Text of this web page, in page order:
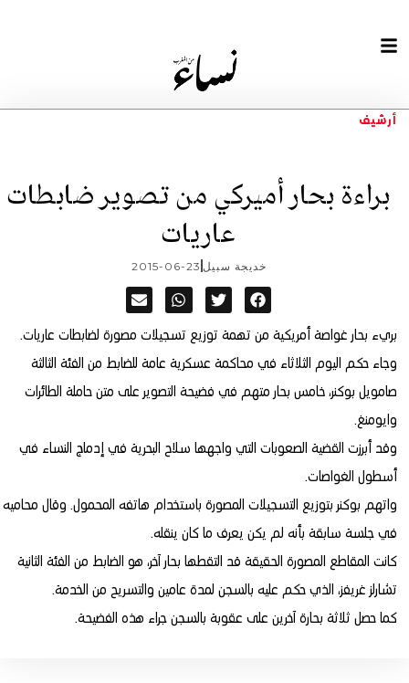
أرشيف
براءة بحار أميركي من تصوير ضابطات
عاريات
خديجة سبيل 2015-06-23
بريء بحار غواصة أمريكية من تهمة توزيع تسجيلات مصورة لضابطات عاريات.
وجاء حكم اليوم الثلاثاء في محاكمة عسكرية عامة للضابط من الفئة الثالثة
صامويل بوكنر، خامس بحار متهم في فضيحة التصوير على متن حاملة الطائرات
وايومنغ.
وقد أبرزت القضية الصعوبات التي واجهها سلاح البحرية في إدماج النساء في
أسطول الغواصات.
واتهم بوكنر بتوزيع التسجيلات المصورة باستخدام هاتفه المحمول. وقال محاميه
في جلسة سابقة بأنه لم يكن يعرف ما كان ينقله.
كانت المقاطع المصورة الحقيقة قد التقطها بحار آخر، هو الضابط من الفئة الثانية
تشارلز غريفز، الذي حكم عليه بالسجن لمدة عامين والتسريح من الخدمة.
كما حصل ثلاثة بحارة آخرين على عقوبة بالسجن جراء هذه الفضيحة.